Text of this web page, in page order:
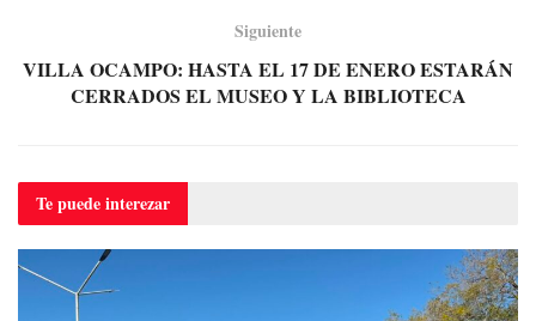
Siguiente
VILLA OCAMPO: HASTA EL 17 DE ENERO ESTARÁN
CERRADOS EL MUSEO Y LA BIBLIOTECA
Te puedeinterezar